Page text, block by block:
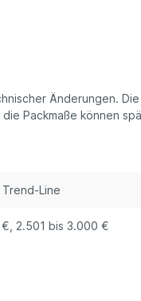
Änderungen.
Packmaße können
Trend-Line
€ , 2.501 bis 3.000 €